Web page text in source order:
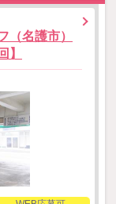
（名護市）
】